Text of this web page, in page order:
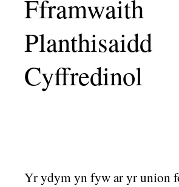
Fframwaith
Planthisaidd
Cyffredinol
Yr ydym yn fyw ar yr union